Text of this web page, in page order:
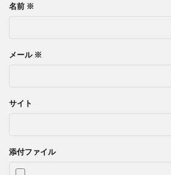
名前 ※
メール ※
サイト
添付ファイル